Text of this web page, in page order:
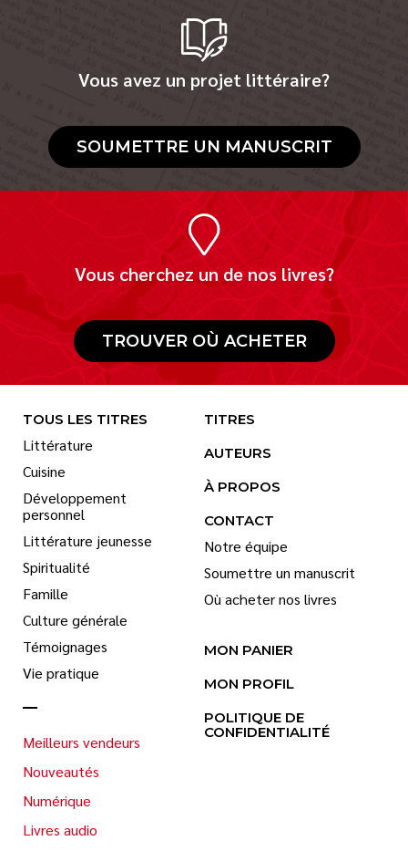
Vous avez un projet littéraire?
SOUMETTRE UN MANUSCRIT
Vous cherchez un de nos livres?
TROUVER OÙ ACHETER
TOUS LES TITRES
Littérature
Cuisine
Développement
personnel
Littérature jeunesse
Spiritualité
Famille
Culture générale
Témoignages
Vie pratique
Meilleurs vendeurs
Nouveautés
Numérique
Livres audio
TITRES
AUTEURS
À PROPOS
CONTACT
Notre équipe
Soumettre un manuscrit
Où acheter nos livres
MON PANIER
MON PROFIL
POLITIQUE DE
CONFIDENTIALITÉ